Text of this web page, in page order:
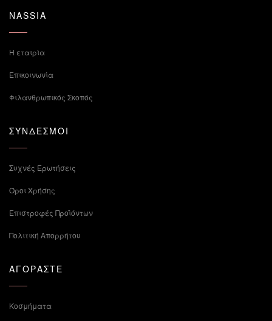
NASSIA
Η εταιρία
Επικοινωνία
Φιλανθρωπικός Σκοπός
ΣΥΝΔΕΣΜΟΙ
Συχνές Ερωτήσεις
Όροι Χρήσης
Επιστροφές Προϊόντων
Πολιτική Απορρήτου
ΑΓΟΡΑΣΤΕ
Κοσμήματα